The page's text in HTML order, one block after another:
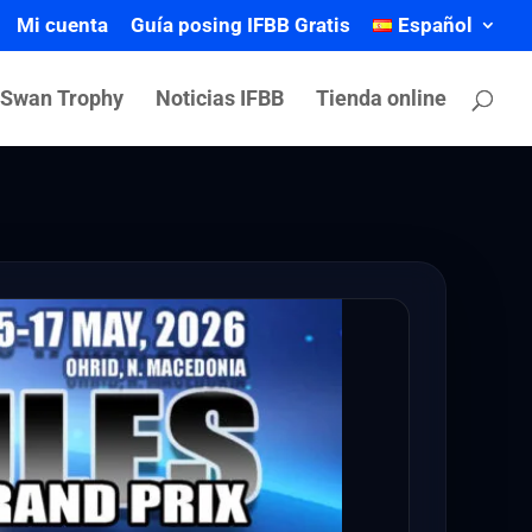
Mi cuenta Guía posing IFBB Gratis Español
Trophy Noticias IFBB Tienda online